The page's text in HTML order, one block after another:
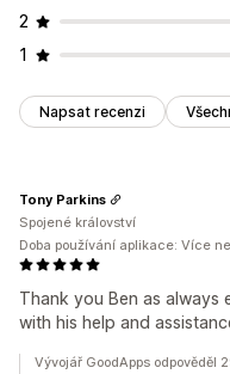
2
1
Napsat recenzi
Thank you Ben as always
with his help and
Tony Parkins
Spojené království
Doba používání aplikace: Více
Vývojář GoodApps odpověděl